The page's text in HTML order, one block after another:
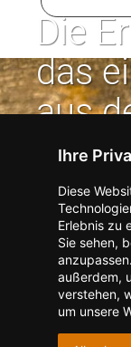
Ihre
Diese
Erlebnis zu
Sie sehen,
außerdem,
verstehen,
um unsere
Die
das
aus
Kontakt zum Verlag
Barrierefreiheit